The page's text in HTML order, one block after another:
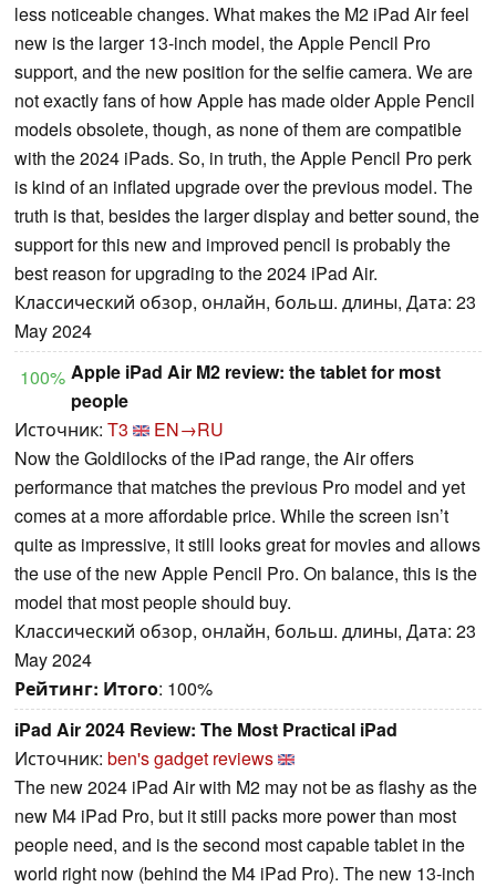
less noticeable changes. What makes the M2 iPad Air feel
new is the larger 13-inch model, the Apple Pencil Pro
support, and the new position for the selfie camera. We are
not exactly fans of how Apple has made older Apple Pencil
models obsolete, though, as none of them are compatible
with the 2024 iPads. So, in truth, the Apple Pencil Pro perk
is kind of an inflated upgrade over the previous model. The
truth is that, besides the larger display and better sound, the
support for this new and improved pencil is probably the
best reason for upgrading to the 2024 iPad Air.
Классический обзор, онлайн, больш. длины, Дата: 23
May 2024
100% Apple iPad Air M2 review: the tablet for most
people
Источник: T3
EN→RU
Now the Goldilocks of the iPad range, the Air offers
performance that matches the previous Pro model and yet
comes at a more affordable price. While the screen isn’t
quite as impressive, it still looks great for movies and allows
the use of the new Apple Pencil Pro. On balance, this is the
model that most people should buy.
Классический обзор, онлайн, больш. длины, Дата: 23
May 2024
Рейтинг: Итого: 100%
iPad Air 2024 Review: The Most Practical iPad
Источник: ben's gadget reviews
The new 2024 iPad Air with M2 may not be as flashy as the
new M4 iPad Pro, but it still packs more power than most
people need, and is the second most capable tablet in the
world right now (behind the M4 iPad Pro). The new 13-inch